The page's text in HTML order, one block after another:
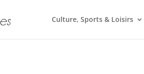
Culture, Sports & Loisirs